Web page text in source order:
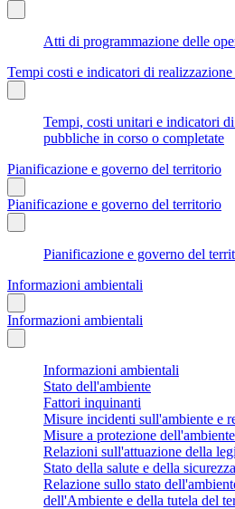
Atti di programmazione delle
Tempi costi e indicatori di
Tempi, costi unitari e indicatori
pubbliche in corso o completate
Pianificazione e governo del territorio
Pianificazione e governo del territorio
Pianificazione e governo del
Informazioni ambientali
Informazioni ambientali
Informazioni ambientali
Stato dell'ambiente
Fattori inquinanti
Misure incidenti sull'ambiente e
Misure a protezione
Relazioni sull'attuazione della
Stato della salute e della
Relazione sullo stato
dell'Ambiente e della tutela del